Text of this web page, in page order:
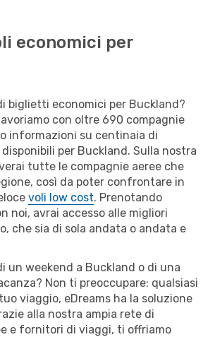
economici per
biglietti economici per Buckland?
con oltre 690 compagnie
informazioni su centinaia di
per Buckland. Sulla nostra
tutte le compagnie aeree che
così da poter confrontare in
voli low cost. Prenotando
noi, avrai accesso alle migliori
che sia di sola andata o andata e
un weekend a Buckland o di una
Non ti preoccupare: qualsiasi
viaggio, eDreams ha la soluzione
alla nostra ampia rete di
e fornitori di viaggi, ti offriamo